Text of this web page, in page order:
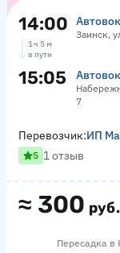
14:00 Заинск,
1 ч 5 м
в пути
15:05
7
≈ 300 руб.
Перевозчик:ИП
5 1 отзыв
Пересадка в